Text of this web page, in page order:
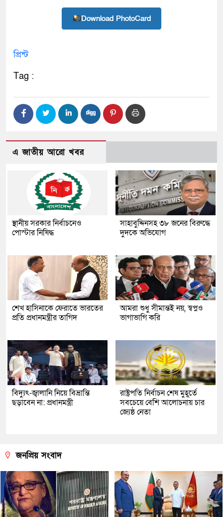
Download PhotoCard
প্রিন্ট
Tag :
এ জাতীয় আরো খবর
স্থানীয় সরকার নির্বাচনেও
পোস্টার নিষিদ্ধ
সাহাবুদ্দিনসহ ৩৮ জনের বিরুদ্ধে
দুদকে অভিযোগ
শেখ হাসিনাকে ফেরাতে ভারতের
প্রতি প্রধানমন্ত্রীর তাগিদ
আমরা শুধু সীমান্তই নয়, স্বপ্নও
ভাগাভাগি করি
বিদ্যুৎ-জ্বালানি নিয়ে বিভ্রান্তি
ছড়াবেন না: প্রধানমন্ত্রী
রাষ্ট্রপতি নির্বাচন শেষ মুহূর্তে
সবচেয়ে বেশি আলোচনায় চার
জ্যেষ্ঠ নেতা
জনপ্রিয় সংবাদ